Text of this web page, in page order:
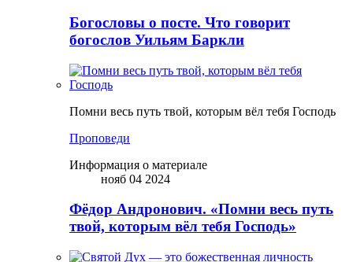
Богословы о посте. Что говорит
богослов Уильям Баркли
Помни весь путь твой, которым вёл тебя Господь
Проповеди
Информация о материале
нояб 04 2024
Фёдор Андронович. «Помни весь путь
твой, которым вёл тебя Господь»